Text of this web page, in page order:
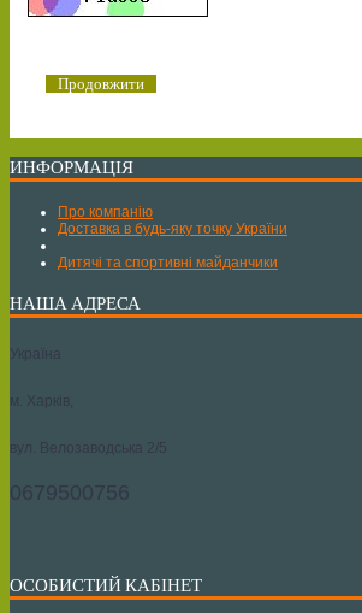
Продовжити
ИНФОРМАЦІЯ
Про компанію
Доставка в будь-яку точку України
Дитячі та спортивні майданчики
НАША АДРЕСА
Україна
м. Харків,
вул. Велозаводська 2/5
0679500756
ОСОБИСТИЙ КАБІНЕТ